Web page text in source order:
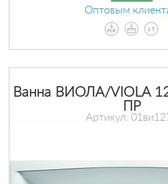
Оптовым
Ванна ВИОЛА/VIOLA
ПР
Артикул: